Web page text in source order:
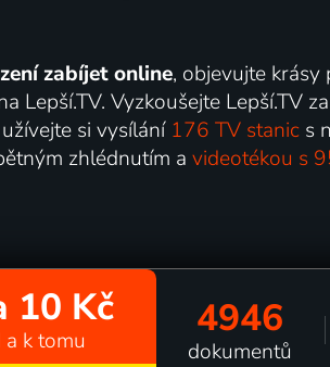
zabíjet online, objevujte krásy
Lepší.TV. Vyzkoušejte Lepší.TV
si vysílání 176 TV stanics
zhlédnutím a videotékou s
10 Kč
k tomu 4946
dokumentů